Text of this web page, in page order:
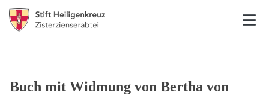
Buch mit Widmung von Bertha von